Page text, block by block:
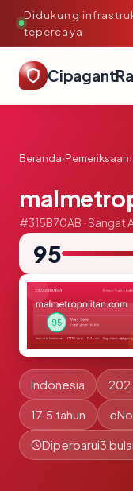
Didukung
tepercaya
Beranda›Pemeriksaan›
#315B70AB · Sangat
95
Indonesia
17.5 tahun
Diperbarui3